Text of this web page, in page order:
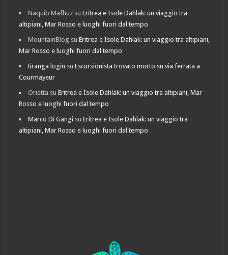
Naquib Mafhuz suEritrea e Isole Dahlak: un viaggio tra
altipiani, Mar Rosso e luoghi fuori dal tempo
MountainBlog suEritrea e Isole Dahlak: un viaggio tra altipiani,
Mar Rosso e luoghi fuori dal tempo
tiranga login suEscursionista trovato morto su via ferrata a
Courmayeur
Orietta suEritrea e Isole Dahlak: un viaggio tra altipiani, Mar
Rosso e luoghi fuori dal tempo
Marco Di Gangi suEritrea e Isole Dahlak: un viaggio tra
altipiani, Mar Rosso e luoghi fuori dal tempo